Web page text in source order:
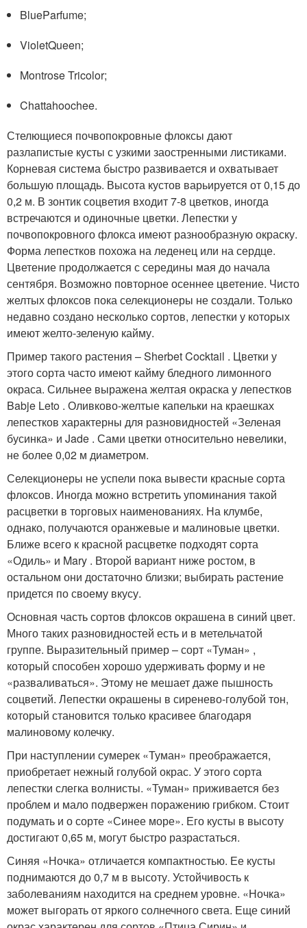
BlueParfume;
VioletQueen;
Montrose Tricolor;
Chattahoochee.
Стелющиеся почвопокровные флоксы дают
разлапистые кусты с узкими заостренными листиками.
Корневая система быстро развивается и охватывает
большую площадь. Высота кустов варьируется от 0,15 до
0,2 м. В зонтик соцветия входит 7-8 цветков, иногда
встречаются и одиночные цветки. Лепестки у
почвопокровного флокса имеют разнообразную окраску.
Форма лепестков похожа на леденец или на сердце.
Цветение продолжается с середины мая до начала
сентября. Возможно повторное осеннее цветение. Чисто
желтых флоксов пока селекционеры не создали. Только
недавно создано несколько сортов, лепестки у которых
имеют желто-зеленую кайму.
Пример такого растения – Sherbet Cocktail . Цветки у
этого сорта часто имеют кайму бледного лимонного
окраса. Сильнее выражена желтая окраска у лепестков
Babje Leto . Оливково-желтые капельки на краешках
лепестков характерны для разновидностей «Зеленая
бусинка» и Jade . Сами цветки относительно невелики,
не более 0,02 м диаметром.
Селекционеры не успели пока вывести красные сорта
флоксов. Иногда можно встретить упоминания такой
расцветки в торговых наименованиях. На клумбе,
однако, получаются оранжевые и малиновые цветки.
Ближе всего к красной расцветке подходят сорта
«Одиль» и Mary . Второй вариант ниже ростом, в
остальном они достаточно близки; выбирать растение
придется по своему вкусу.
Основная часть сортов флоксов окрашена в синий цвет.
Много таких разновидностей есть и в метельчатой
группе. Выразительный пример – сорт «Туман» ,
который способен хорошо удерживать форму и не
«разваливаться». Этому не мешает даже пышность
соцветий. Лепестки окрашены в сиренево-голубой тон,
который становится только красивее благодаря
малиновому колечку.
При наступлении сумерек «Туман» преображается,
приобретает нежный голубой окрас. У этого сорта
лепестки слегка волнисты. «Туман» приживается без
проблем и мало подвержен поражению грибком. Стоит
подумать и о сорте «Синее море». Его кусты в высоту
достигают 0,65 м, могут быстро разрастаться.
Синяя «Ночка» отличается компактностью. Ее кусты
поднимаются до 0,7 м в высоту. Устойчивость к
заболеваниям находится на среднем уровне. «Ночка»
может выгорать от яркого солнечного света. Еще синий